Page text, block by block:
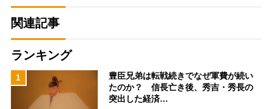
関連記事
ランキング
1
豊臣兄弟は転戦続きでなぜ軍費が続い
たのか？ 信長亡き後、秀吉・秀長の
突出した経済…